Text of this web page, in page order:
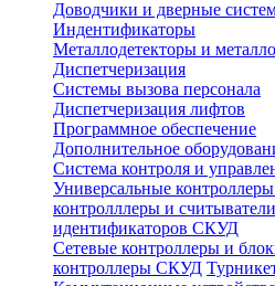
Доводчики и дверные
Индентификаторы
Металлодетекторы и
Диспетчеризация
Системы вызова персонала
Диспетчеризация лифтов
Программное обеспечение
Дополнительное
Система контроля и
Универсальные
контролллеры и
идентификаторов СКУД
Сетевые контроллеры и
контроллеры СКУД